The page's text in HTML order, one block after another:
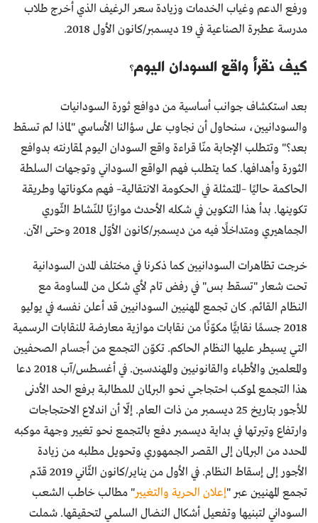
ورفع الدعم وغياب الخدمات وزيادة سعر الرغيف الذي أخرج طلاب
مدرسة عطبرة الصناعية في 19 ديسمبر/كانون الأول 2018.
كيف نقرأ واقع السودان اليوم؟
بعد استكشاف جوانب أساسية من دوافع ثورة السودانيات
والسودانيين، سنحاول أن نجاوب على سؤالنا الأساسي "لماذا لم تسقط
بعد؟" وتتطلب الإجابة منّا قراءة واقع السودان اليوم لمقارنته بدوافع
الثورة وأهدافها. كما يتطلب فهم الواقع السوداني وتوجهات السلطة
الحاكمة حاليًا –المتمثلة في الحكومة الانتقالية– فهم مكوناتها وطريقة
تكوينها. بدأ هذا التكوين في شكله الأحدث موازيًا للنّشاط الثّوري
الجماهيري ومتداخلًا فيه من ديسمبر/كانون الأوّل 2018 وحتى الآن.
خرجت تظاهرات السودانيين كما ذكرنا في مختلف المدن السودانية
تحت شعار "تسقط بس" في رفض تام لأي شكل من المساومة مع
النظام القائم. كان تجمع المهنيين السودانيين قد أعلن نفسه في يوليو
2018 جسمًا نقابيًّا مكوّنًا من نقابات موازية معارضة للنقابات الرسمية
التي يسيطر عليها النظام الحاكم. تكوّن التجمع من أجسام الصحفيين
والمعلمين والأطباء والقانونيين والمهندسين. في أغسطس/آب 2018 دعا
هذا التجمع لموكب احتجاجي نحو البرلمان للمطالبة برفع الحد الأدنى
للأجور بتاريخ 25 ديسمبر من ذات العام. إلّا أن اندلاع الاحتجاجات
وارتفاع وتيرتها في بداية ديسمبر دفع بالتجمع نحو تغيير وجهة موكبه
المحدد من البرلمان إلى القصر الجمهوري وتحويل مطلبه من زيادة
الأجور إلى إسقاط النظام. في الأول من يناير/كانون الثّاني 2019 قدّم
تجمع المهنيين عبر "إعلان الحرية والتغيير" مطالب خاطب الشعب
السوداني لتبنيها وتفعيل أشكال النضال السلمي لتحقيقها. شملت